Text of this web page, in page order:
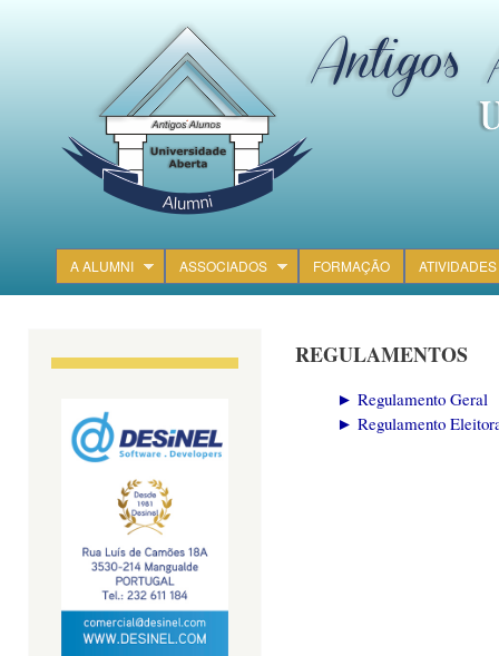
Main menu
A ALUMNI ASSOCIADOS FORMAÇÃO ATIVIDADES
REGULAMENTOS
► Regulamento Geral
► Regulamento